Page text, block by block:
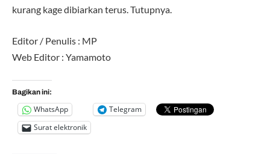
kurang kage dibiarkan terus. Tutupnya.
Editor / Penulis : MP
Web Editor : Yamamoto
Bagikan ini:
WhatsApp
Telegram
Surat elektronik